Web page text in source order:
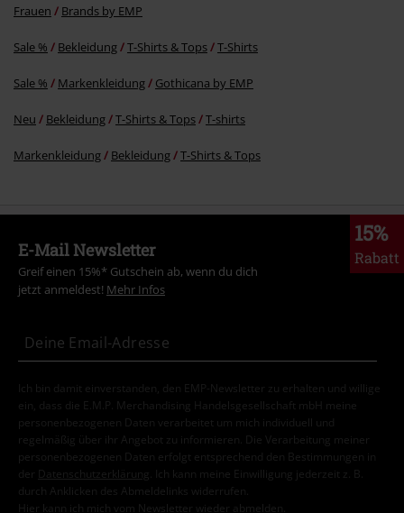
Frauen Brands by EMP
Sale % Bekleidung T-Shirts & Tops T-Shirts
Sale % Markenkleidung Gothicana by EMP
Neu Bekleidung T-Shirts & Tops T-shirts
Markenkleidung Bekleidung T-Shirts & Tops
15%
Rabatt
E-Mail Newsletter
Greif einen 15%* Gutschein ab, wenn du dich
jetzt anmeldest! Mehr Infos
Ich bin damit einverstanden, den EMP-Newsletter zu erhalten und willige
ein, dass die E.M.P. Merchandising Handelsgesellschaft mbH meine
personenbezogenen Daten verarbeitet um mich individuell und
regelmäßig über ihr Angebot zu informieren. Die Verarbeitung meiner
personenbezogenen Daten erfolgt entsprechend den Bestimmungen in
der
Datenschutzerklärung
. Ich kann meine Einwilligung jederzeit z. B.
durch Anklicken des Abmeldelinks widerrufen.
Hier kann ich mich vom Newsletter wieder abmelden.